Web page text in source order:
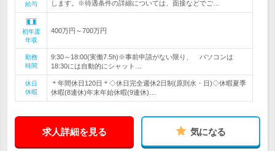
給与
します。※待遇条件の詳細については、面接などでご…
初年度
年収
400万円～700万円
勤務
時間
9:30～18:00(実働7.5h)※事前申請がない限り、 パソコンは
18:30には自動的にシャット…
休日
休暇
＊年間休日120日＊◇休日完全週休2日制(原則水・日)◇休暇夏季
休暇(8連休)年末年始休暇(9連休)…
求人詳細を見る 気になる